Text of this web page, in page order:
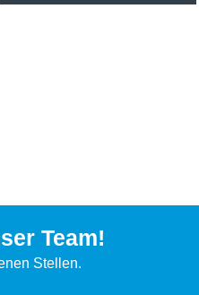
Team!
Stel­len.